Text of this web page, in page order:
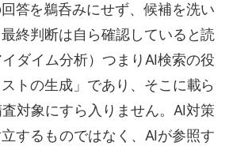
答を鵜呑みにせず、候補を洗い
終判断は自ら確認していると読
ダイム分析）つまりAI検索の役
トの生成」であり、そこに載ら
対象にすら入りません。AI対策
するものではなく、AIが参照す